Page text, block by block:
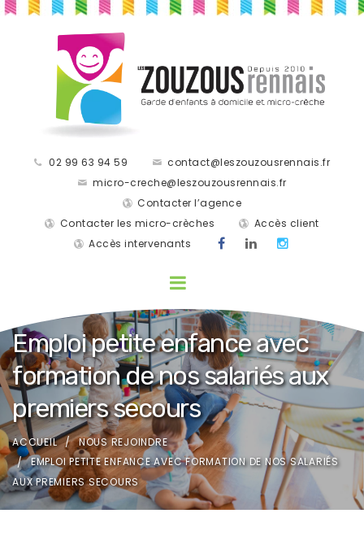
02 99 63 94 59
contact@leszouzousrennais.fr
micro-creche@leszouzousrennais.fr
Contacter l’agence
Contacter les micro-crèches
Accès client
Accès intervenants
Emploi petite enfance avec
formation de nos salariés aux
premiers secours
ACCUEIL
NOUS REJOINDRE
EMPLOI PETITE ENFANCE AVEC FORMATION DE NOS SALARIÉS
AUX PREMIERS SECOURS